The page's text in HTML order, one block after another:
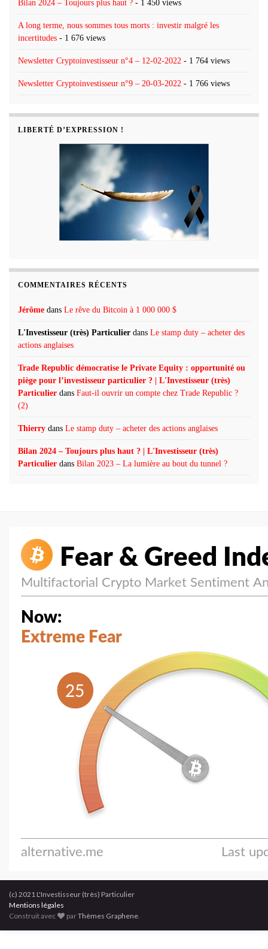
Bilan 2024 – Toujours plus haut ? - 1 450 views
A long terme, nous sommes tous morts : investir malgré les
incertitudes - 1 676 views
Newsletter Cryptoinvestisseur n°4 – 12-02-2022 - 1 764 views
Newsletter Cryptoinvestisseur n°9 – 20-03-2022 - 1 766 views
LIBERTÉ D’EXPRESSION !
COMMENTAIRES RÉCENTS
Jérôme dans Le rêve du Bitcoin à 1 000 000 $
L'Investisseur (très) Particulier dans Le stamp duty – acheter des
actions anglaises
Trade Republic démocratise le Private Equity : opportunité ou
piège pour l’investisseur particulier ? | L'Investisseur (très)
Particulier dans Faut-il ouvrir un compte chez Trade Republic ?
(2)
Thierry dans Le stamp duty – acheter des actions anglaises
Bilan 2024 – Toujours plus haut ? | L'Investisseur (très)
Particulier dans Bilan 2023 – La lumière au bout du tunnel ?
(c) 2021 L'Investisseur (très) Particulier
Mentions légales
Construit avec
parThèmes Graphene.